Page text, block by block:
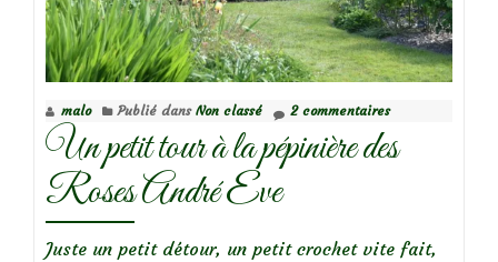
malo Publié dans Non classé 2 commentaires
Un petit tour à la pépinière des
Roses André Eve
Juste un petit détour, un petit crochet vite fait,